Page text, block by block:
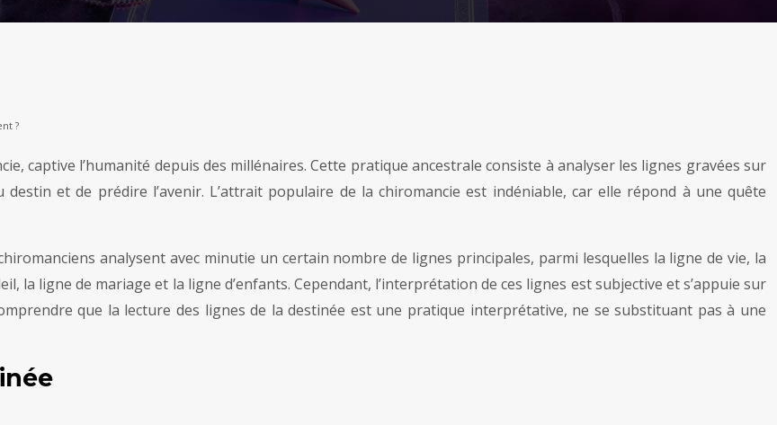
?
captive l’humanité depuis des millénaires. Cette pratique ancestrale consiste à analyser les lignes gravées sur
et de prédire l’avenir. L’attrait populaire de la chiromancie est indéniable, car elle répond à une quête
analysent avec minutie un certain nombre de lignes principales, parmi lesquelles la ligne de vie, la
la ligne de mariage et la ligne d’enfants. Cependant, l’interprétation de ces lignes est subjective et s’appuie sur
que la lecture des lignes de la destinée est une pratique interprétative, ne se substituant pas à une